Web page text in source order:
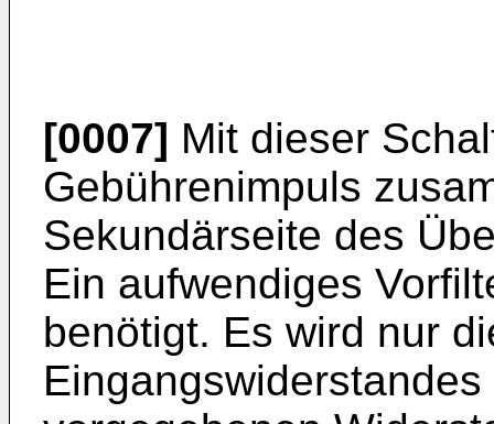
[0007] Mit dieser
Gebührenimpuls
Sekundärseite des
Ein aufwendiges
benötigt. Es wird nur